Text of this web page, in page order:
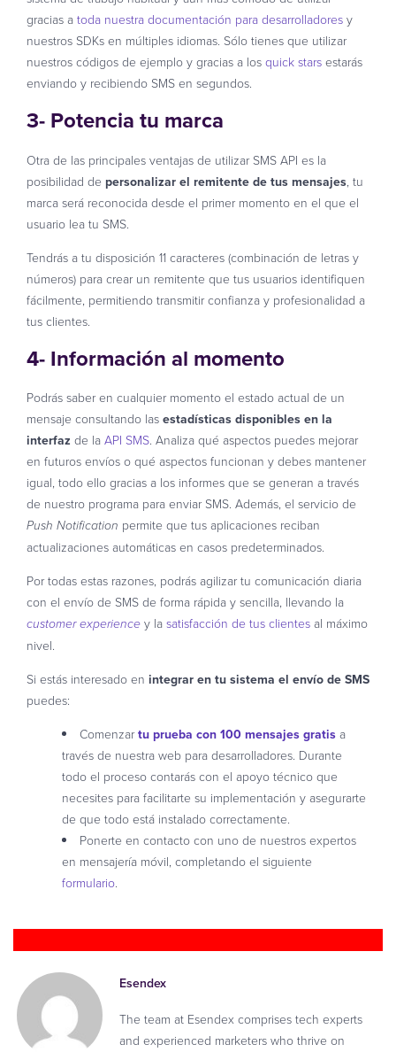
gracias a toda nuestra documentación para desarrolladores y
nuestros SDKs en múltiples idiomas. Sólo tienes que utilizar
nuestros códigos de ejemplo y gracias a los quick stars estarás
enviando y recibiendo SMS en segundos.
3- Potencia tu marca
Otra de las principales ventajas de utilizar SMS API es la
posibilidad de personalizar el remitente de tus mensajes , tu
marca será reconocida desde el primer momento en el que el
usuario lea tu SMS.
Tendrás a tu disposición 11 caracteres (combinación de letras y
números) para crear un remitente que tus usuarios identifiquen
fácilmente, permitiendo transmitir confianza y profesionalidad a
tus clientes.
4- Información al momento
Podrás saber en cualquier momento el estado actual de un
mensaje consultando las estadísticas disponibles en la
interfaz de la API SMS. Analiza qué aspectos puedes mejorar
en futuros envíos o qué aspectos funcionan y debes mantener
igual, todo ello gracias a los informes que se generan a través
de nuestro programa para enviar SMS. Además, el servicio de
Push Notification permite que tus aplicaciones reciban
actualizaciones automáticas en casos predeterminados.
Por todas estas razones, podrás agilizar tu comunicación diaria
con el envío de SMS de forma rápida y sencilla, llevando la
customer experience y la satisfacción de tus clientes al máximo
nivel.
Si estás interesado en integrar en tu sistema el envío de SMS
puedes:
Comenzar tu prueba con 100 mensajes gratis a
través de nuestra web para desarrolladores. Durante
todo el proceso contarás con el apoyo técnico que
necesites para facilitarte su implementación y asegurarte
de que todo está instalado correctamente.
Ponerte en contacto con uno de nuestros expertos
en mensajería móvil, completando el siguiente
formulario.
Esendex
The team at Esendex comprises tech experts
and experienced marketers who thrive on